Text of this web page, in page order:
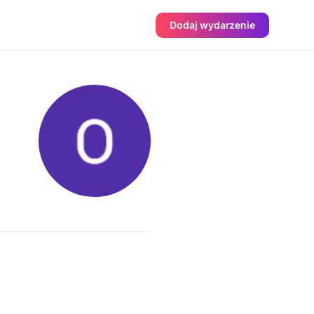
Dodaj wydarzenie